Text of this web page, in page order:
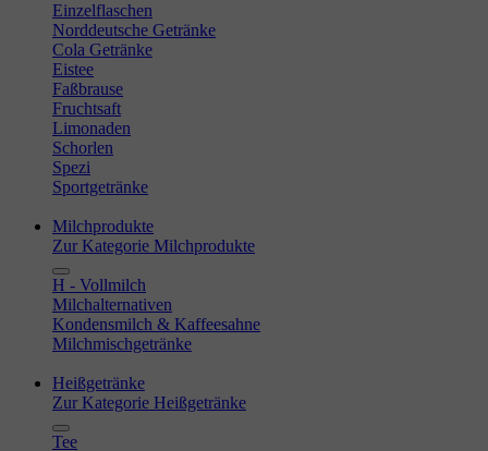
Einzelflaschen
Norddeutsche Getränke
Cola Getränke
Eistee
Faßbrause
Fruchtsaft
Limonaden
Schorlen
Spezi
Sportgetränke
Milchprodukte
Zur Kategorie Milchprodukte
H - Vollmilch
Milchalternativen
Kondensmilch & Kaffeesahne
Milchmischgetränke
Heißgetränke
Zur Kategorie Heißgetränke
Tee